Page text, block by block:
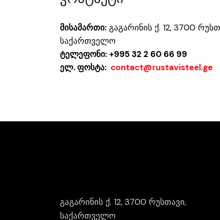
მისამართი: გაგარინის ქ. 12, 3700
საქართველო
ტელეფონი: +995 32 2 60 66 99
ელ. ფოსტა: contact@rustavisteel.ge
გაგარინის ქ. 12, 3700 რუსთავი,
საქართველო